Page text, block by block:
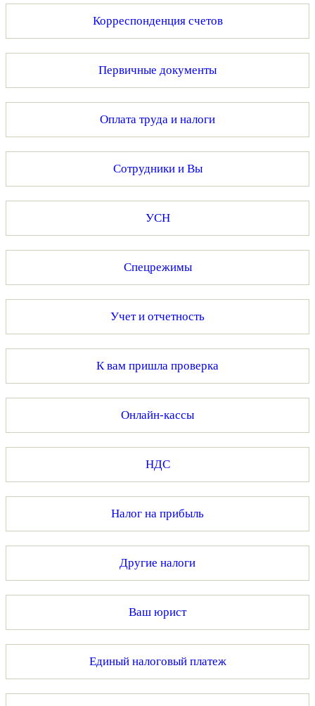
Корреспонденция счетов
Первичные документы
Оплата труда и налоги
Сотрудники и Вы
УСН
Спецрежимы
Учет и отчетность
К вам пришла проверка
Онлайн-кассы
НДС
Налог на прибыль
Другие налоги
Ваш юрист
Единый налоговый платеж